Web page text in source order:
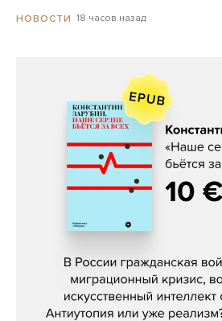
НОВОСТИ 18 часов назад
Константин Зарубин,